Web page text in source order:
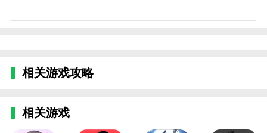
相关游戏攻略
相关游戏